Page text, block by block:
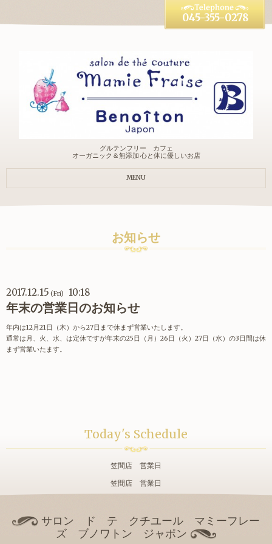
グルテンフリー カフェ
オーガニック＆無添加 心と体に優しいお店
045-355-0278
MENU
お知らせ
2017.12.15 (Fri) 10:18
年末の営業日のお知らせ
年内は12月21日（木）から27日まで休まず営業いたします。
通常は月、火、水、は定休ですが年末の25日（月）26日（火）27日（水）の3日間は休
まず営業いたます。
Today's Schedule
笠間店 営業日
笠間店 営業日
サロン ド テ クチユール マミーフレー
ズ ブノワトン ジャポン